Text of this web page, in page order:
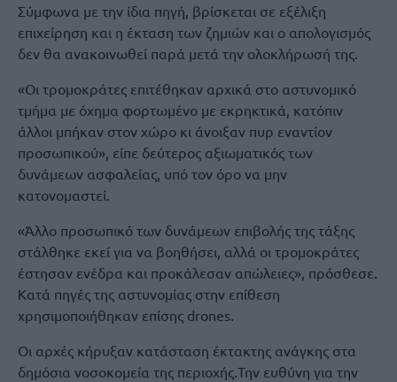
Σύμφωνα με την ίδια πηγή, βρίσκεται σε εξέλιξη
επιχείρηση και η έκταση των ζημιών και ο απολογισμός
δεν θα ανακοινωθεί παρά μετά την ολοκλήρωσή της.
«Οι τρομοκράτες επιτέθηκαν αρχικά στο αστυνομικό
τμήμα με όχημα φορτωμένο με εκρηκτικά, κατόπιν
άλλοι μπήκαν στον χώρο κι άνοιξαν πυρ εναντίον
προσωπικού», είπε δεύτερος αξιωματικός των
δυνάμεων ασφαλείας, υπό τον όρο να μην
κατονομαστεί.
«Άλλο προσωπικό των δυνάμεων επιβολής της τάξης
στάλθηκε εκεί για να βοηθήσει, αλλά οι τρομοκράτες
έστησαν ενέδρα και προκάλεσαν απώλειες», πρόσθεσε.
Κατά πηγές της αστυνομίας στην επίθεση
χρησιμοποιήθηκαν επίσης drones.
Οι αρχές κήρυξαν κατάσταση έκτακτης ανάγκης στα
δημόσια νοσοκομεία της περιοχής.Την ευθύνη για την